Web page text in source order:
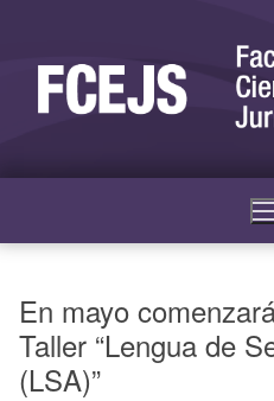
En mayo
Taller “Lengua de
(LSA)”